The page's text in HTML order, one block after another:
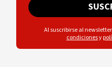
Al suscribirse al
condicionesy